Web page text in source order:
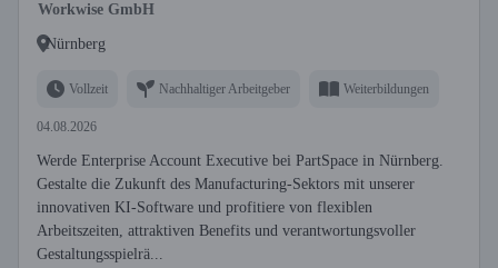
Workwise GmbH
Nürnberg
Vollzeit Nachhaltiger Arbeitgeber Weiterbildungen
04.08.2026
Werde Enterprise Account Executive bei PartSpace in Nürnberg.
Gestalte die Zukunft des Manufacturing-Sektors mit unserer
innovativen KI-Software und profitiere von flexiblen
Arbeitszeiten, attraktiven Benefits und verantwortungsvoller
Gestaltungsspielrä...